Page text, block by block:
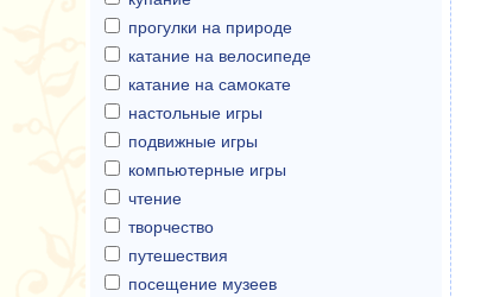
прогулки на природе
катание на велосипеде
катание на самокате
настольные игры
подвижные игры
компьютерные игры
чтение
творчество
путешествия
посещение музеев